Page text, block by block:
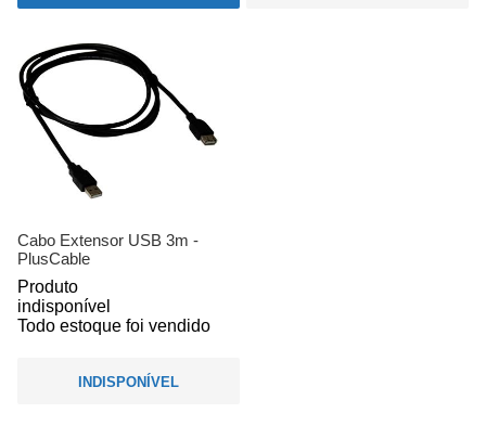
Cabo Extensor USB 3m -
PlusCable
Produto
indisponível
Todo estoque foi vendido
INDISPONÍVEL